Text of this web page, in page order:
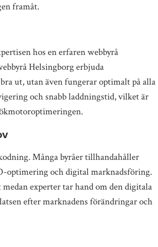
framåt.
hos en erfaren webbyrå
Helsingborg erbjuda
ut, utan även fungerar optimalt på alla
och snabb laddningstid, vilket är
Många byråer tillhandahåller
optimering och digital marknadsföring.
experter tar hand om den digitala
efter marknadens förändringar och